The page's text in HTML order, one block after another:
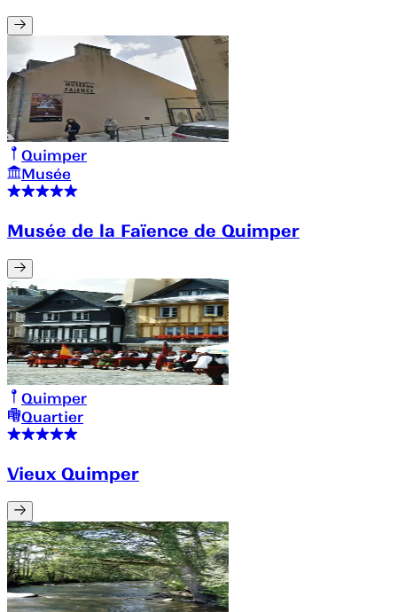
Quimper
Musée
Musée de la Faïence de Quimper
Quimper
Quartier
Vieux Quimper